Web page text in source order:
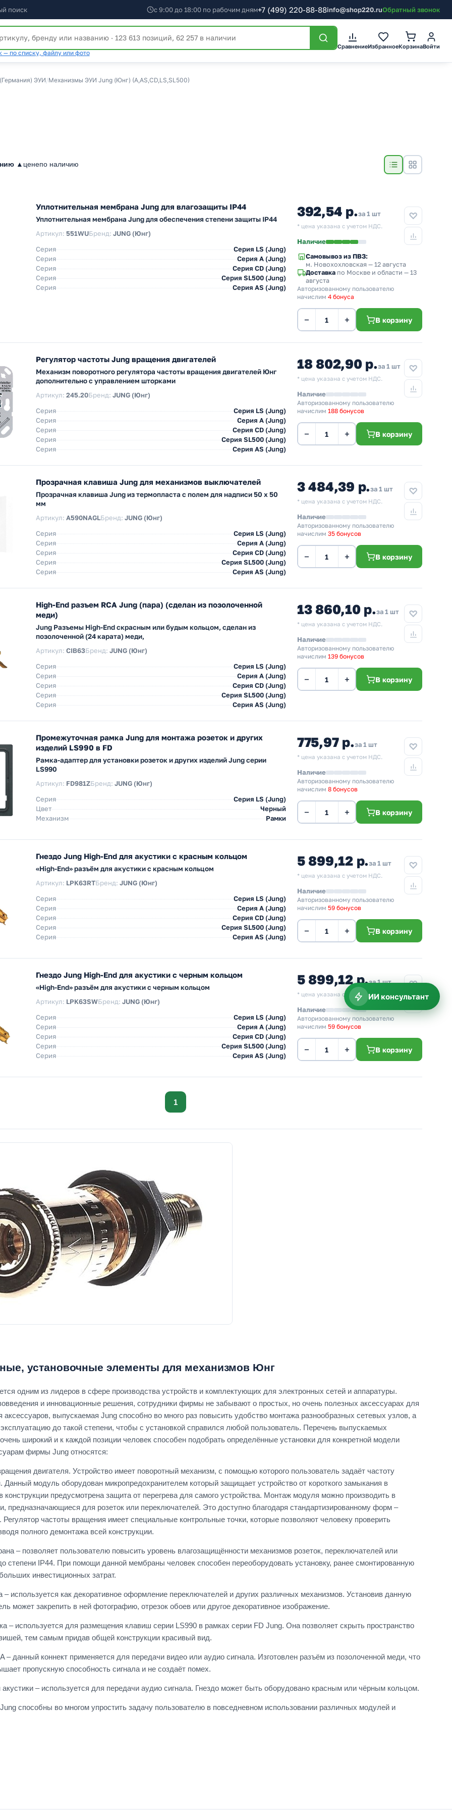
поиск с 9:00 до 18:00 по рабочим дням+7 (499) 220-88-88info@shop220.ruОбратный звонок
— по списку, файлу или фото
СравнениеИзбранноеКорзинаВойти
ЭУИ/Механизмы ЭУИ Jung (Юнг) (A,AS,CD,LS,SL500)
▲ ценепо наличию
Уплотнительная мембрана Jung для влагозащиты IP44
Уплотнительная мембрана Jung для обеспечения степени защиты IP44
Артикул: 551WUБренд: JUNG (Юнг)
Серия
Серия LS (Jung)
Серия
Серия А (Jung)
Серия
Серия CD (Jung)
Серия
Серия SL500 (Jung)
Серия
Серия AS (Jung)
392,54 р.за 1 шт
* цена указана с учетом НДС.
Наличие
Самовывоз из ПВЗ:
м. Новохохловская — 12 августа
Доставка по Москве и области — 13
августа
Авторизованному пользователю
начислим 4 бонуса
− + В корзину
Регулятор частоты Jung вращения двигателей
Механизм поворотного регулятора частоты вращения двигателей Юнг
дополнительно с управлением шторками
Артикул: 245.20Бренд: JUNG (Юнг)
Серия
Серия LS (Jung)
Серия
Серия А (Jung)
Серия
Серия CD (Jung)
Серия
Серия SL500 (Jung)
Серия
Серия AS (Jung)
18 802,90 р.за 1 шт
* цена указана с учетом НДС.
Наличие
Авторизованному пользователю
начислим 188 бонусов
− + В корзину
Прозрачная клавиша Jung для механизмов выключателей
Прозрачная клавиша Jung из термопласта с полем для надписи 50 x 50
мм
Артикул: A590NAGLБренд: JUNG (Юнг)
Серия
Серия LS (Jung)
Серия
Серия А (Jung)
Серия
Серия CD (Jung)
Серия
Серия SL500 (Jung)
Серия
Серия AS (Jung)
3 484,39 р.за 1 шт
* цена указана с учетом НДС.
Наличие
Авторизованному пользователю
начислим 35 бонусов
− + В корзину
High-End разъем RCA Jung (пара) (сделан из позолоченной
меди)
Jung Разъемы High-End скрасным или будым кольцом, сделан из
позолоченной (24 карата) меди,
Артикул: CIB63Бренд: JUNG (Юнг)
Серия
Серия LS (Jung)
Серия
Серия А (Jung)
Серия
Серия CD (Jung)
Серия
Серия SL500 (Jung)
Серия
Серия AS (Jung)
13 860,10 р.за 1 шт
* цена указана с учетом НДС.
Наличие
Авторизованному пользователю
начислим 139 бонусов
− + В корзину
Промежуточная рамка Jung для монтажа розеток и других
изделий LS990 в FD
Рамка-адаптер для установки розеток и других изделий Jung серии
LS990
Артикул: FD981ZБренд: JUNG (Юнг)
Серия
Серия LS (Jung)
Цвет
Черный
Механизм
Рамки
775,97 р.за 1 шт
* цена указана с учетом НДС.
Наличие
Авторизованному пользователю
начислим 8 бонусов
− + В корзину
Гнездо Jung High-End для акустики c красным кольцом
«High-End» разъём для акустики с красным кольцом
Артикул: LPK63RTБренд: JUNG (Юнг)
Серия
Серия LS (Jung)
Серия
Серия А (Jung)
Серия
Серия CD (Jung)
Серия
Серия SL500 (Jung)
Серия
Серия AS (Jung)
5 899,12 р.за 1 шт
* цена указана с учетом НДС.
Наличие
Авторизованному пользователю
начислим 59 бонусов
− + В корзину
Гнездо Jung High-End для акустики c черным кольцом
«High-End» разъём для акустики с черным кольцом
Артикул: LPK63SWБренд: JUNG (Юнг)
Серия
Серия LS (Jung)
Серия
Серия А (Jung)
Серия
Серия CD (Jung)
Серия
Серия SL500 (Jung)
Серия
Серия AS (Jung)
5 899,12 р.за 1 шт
* цена указана с учетом НДС.
Наличие
Авторизованному пользователю
начислим 59 бонусов
− + В корзину
1
установочные элементы для механизмов Юнг
одним из лидеров в сфере производства устройств и комплектующих для электронных сетей и аппаратуры.
и инновационные решения, сотрудники фирмы не забывают о простых, но очень полезных аксессуарах для
аксессуаров, выпускаемая Jung способно во много раз повысить удобство монтажа разнообразных сетевых узлов, а
до такой степени, чтобы с установкой справился любой пользователь. Перечень выпускаемых
широкий и к каждой позиции человек способен подобрать определённые установки для конкретной модели
фирмы Jung относятся:
двигателя. Устройство имеет поворотный механизм, с помощью которого пользователь задаёт частоту
Данный модуль оборудован микропредохранителем который защищает устройство от короткого замыкания в
конструкции предусмотрена защита от перегрева для самого устройства. Монтаж модуля можно производить в
предназначающиеся для розеток или переключателей. Это доступно благодаря стандартизированному форм –
Регулятор частоты вращения имеет специальные контрольные точки, которые позволяют человеку проверить
полного демонтажа всей конструкции.
– позволяет пользователю повысить уровень влагозащищённости механизмов розеток, переключателей или
степени IP44. При помощи данной мембраны человек способен переоборудовать установку, ранее смонтированную
инвестиционных затрат.
– используется как декоративное оформление переключателей и других различных механизмов. Установив данную
может закрепить в ней фотографию, отрезок обоев или другое декоративное изображение.
– используется для размещения клавиш серии LS990 в рамках серии FD Jung. Она позволяет скрыть пространство
тем самым придав общей конструкции красивый вид.
– данный коннект применяется для передачи видео или аудио сигнала. Изготовлен разъём из позолоченной меди, что
пропускную способность сигнала и не создаёт помех.
акустики – используется для передачи аудио сигнала. Гнездо может быть оборудовано красным или чёрным кольцом.
способны во многом упростить задачу пользователю в повседневном использовании различных модулей и
ИИ консультант